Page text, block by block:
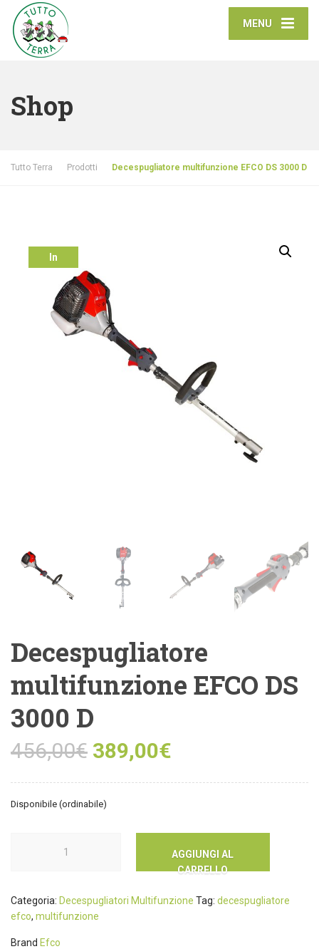
MENU
Shop
Tutto Terra Prodotti Decespugliatore multifunzione EFCO DS 3000 D
In
Decespugliatore
multifunzione EFCO DS
3000 D
456,00€ 389,00€
Disponibile (ordinabile)
AGGIUNGI AL
CARRELLO
Categoria: Decespugliatori Multifunzione Tag: decespugliatore
efco, multifunzione
Brand Efco